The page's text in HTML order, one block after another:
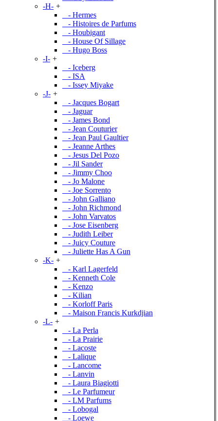
-H- +
- Hermes
- Histoires de Parfums
- Houbigant
- House Of Sillage
- Hugo Boss
-I- +
- Iceberg
- ISA
- Issey Miyake
-J- +
- Jacques Bogart
- Jaguar
- James Bond
- Jean Couturier
- Jean Paul Gaultier
- Jeanne Arthes
- Jesus Del Pozo
- Jil Sander
- Jimmy Choo
- Jo Malone
- Joe Sorrento
- John Galliano
- John Richmond
- John Varvatos
- Jose Eisenberg
- Judith Leiber
- Juicy Couture
- Juliette Has A Gun
-K- +
- Karl Lagerfeld
- Kenneth Cole
- Kenzo
- Kilian
- Korloff Paris
- Maison Francis Kurkdjian
-L- +
- La Perla
- La Prairie
- Lacoste
- Lalique
- Lancome
- Lanvin
- Laura Biagiotti
- Le Parfumeur
- LM Parfums
- Lobogal
- Loewe